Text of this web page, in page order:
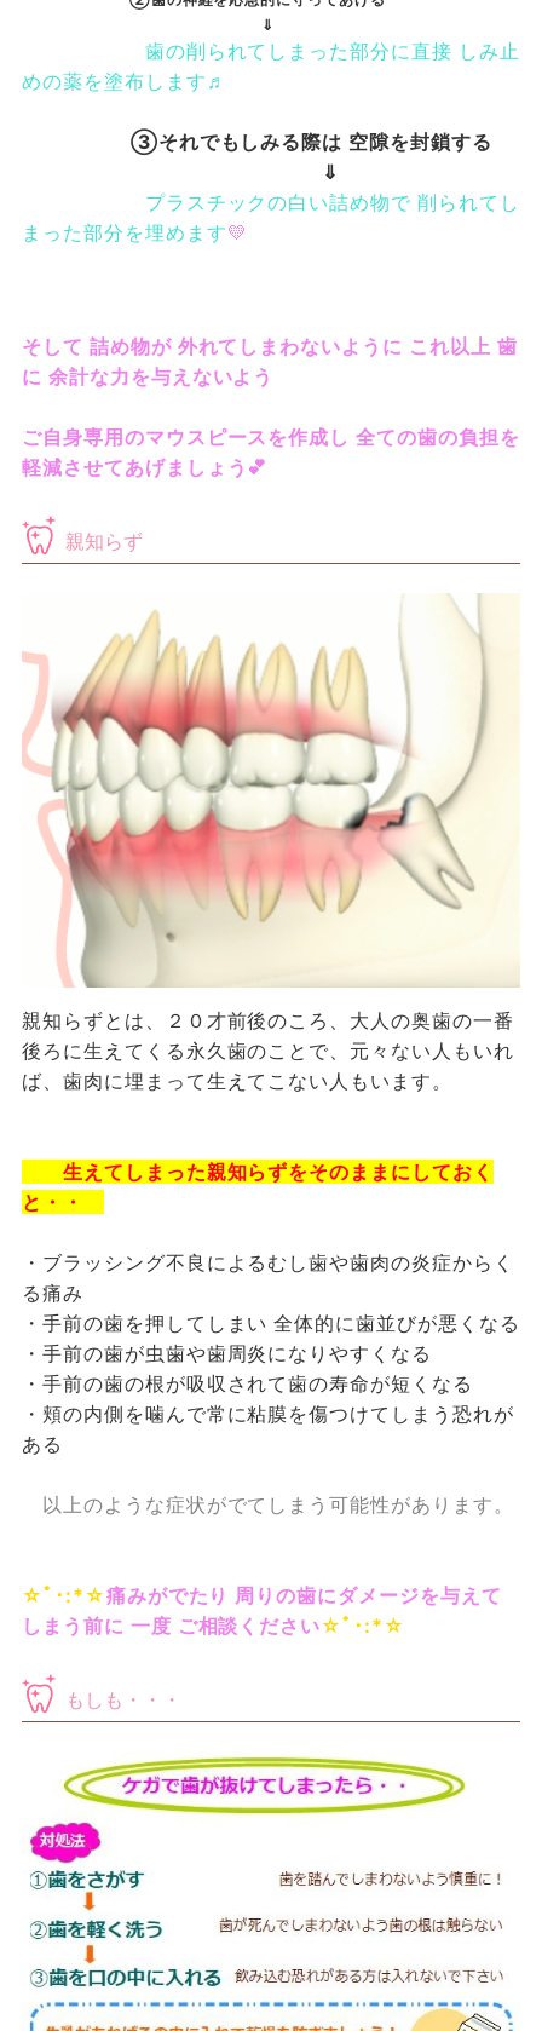
⇓
歯の削られてしまった部分に直接 しみ止
めの薬を塗布します♬
③それでもしみる際は 空隙を封鎖する
⇓
プラスチックの白い詰め物で 削られてし
まった部分を埋めます💛
そして 詰め物が 外れてしまわないように これ以上 歯
に 余計な力を与えないよう
ご自身専用のマウスピースを作成し 全ての歯の負担を
軽減させてあげましょう💕
親知らず
親知らずとは、２０才前後のころ、大人の奥歯の一番
後ろに生えてくる永久歯のことで、元々ない人もいれ
ば、歯肉に埋まって生えてこない人もいます。
生えてしまった親知らずをそのままにしておく
と・・
・ブラッシング不良によるむし歯や歯肉の炎症からく
る痛み
・手前の歯を押してしまい 全体的に歯並びが悪くなる
・手前の歯が虫歯や歯周炎になりやすくなる
・手前の歯の根が吸収されて歯の寿命が短くなる
・頬の内側を噛んで常に粘膜を傷つけてしまう恐れが
ある
以上のような症状がでてしまう可能性があります。
☆ﾟ･:*☆痛みがでたり 周りの歯にダメージを与えて
しまう前に 一度 ご相談ください☆ﾟ･:*☆
もしも・・・